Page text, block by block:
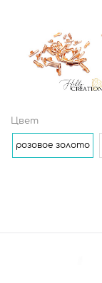
Цвет
розовое золото